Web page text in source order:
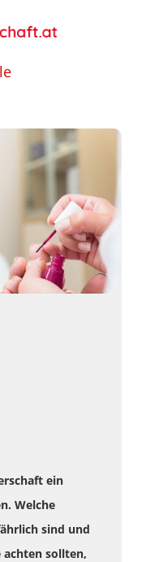
ein
Welche
sind und
achten sollten,